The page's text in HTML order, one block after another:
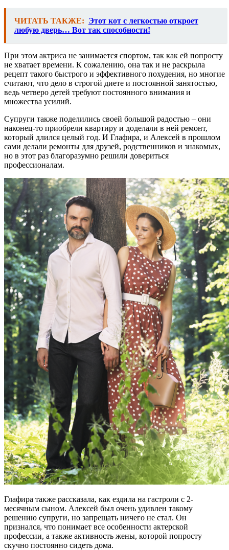
ЧИТАТЬ ТАКЖЕ: Этот кот с легкостью откроет
любую дверь… Вот так способности!
При этом актриса не занимается спортом, так как ей попросту
не хватает времени. К сожалению, она так и не раскрыла
рецепт такого быстрого и эффективного похудения, но многие
считают, что дело в строгой диете и постоянной занятостью,
ведь четверо детей требуют постоянного внимания и
множества усилий.
Супруги также поделились своей большой радостью – они
наконец-то приобрели квартиру и доделали в ней ремонт,
который длился целый год. И Глафира, и Алексей в прошлом
сами делали ремонты для друзей, родственников и знакомых,
но в этот раз благоразумно решили довериться
профессионалам.
Глафира также рассказала, как ездила на гастроли с 2-
месячным сыном. Алексей был очень удивлен такому
решению супруги, но запрещать ничего не стал. Он
признался, что понимает все особенности актерской
профессии, а также активность жены, которой попросту
скучно постоянно сидеть дома.